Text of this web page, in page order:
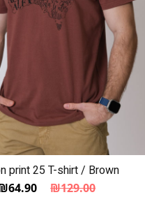
print 25 T-shirt / Brown
₪129.00 המחיר
64.90
המחיר